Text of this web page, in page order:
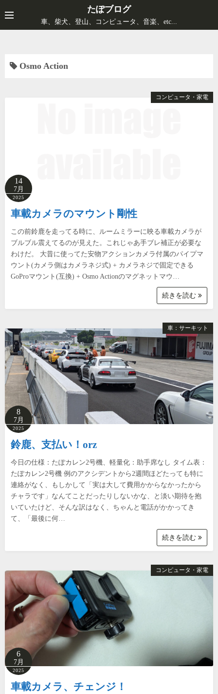
ン
テ
たぽブログ
車、柴犬、登山、コンピュータ、音楽、etc...
Osmo Action
コンピュータ・家電
14
7月
2025
車載カメラのマウント剛性
この前鈴鹿を走ってる時に、ルームミラーに映る車載カメラが
ブルブル震えてるのが見えた。これじゃあ手ブレ補正が必要な
わけだ。 大昔に使ってた安物アクションカメラ付属のパイプマ
ウント(カメラ側はカメラネジ式) + カメラネジで固定できる
GoProマウント(互換) + Osmo Actionのマグネットマウ…
続きを読む
車：サーキット
8
7月
2025
鈴鹿、支払い！orz
今日の仕様：たぽカレン2号機、軽量化：助手席なし タイム表：
たぽカレン2号機 例のアクシデントから2週間ほどたっても特に
連絡がなく、もしかして「実は大して費用かからなかったから
チャラです」なんてことだったりしないかな、と淡い期待を抱
いていたけど、そんな訳はなく、ちゃんと電話がかかってき
て、「最後に何…
続きを読む
コンピュータ・家電
6
7月
2025
車載カメラ、チェンジ！